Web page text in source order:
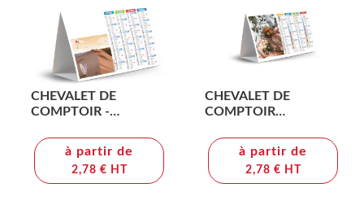
CHEVALET DE
COMPTOIR -
QUADRI
à partir de
2,78 € HT
CHEVALET DE
COMPTOIR
FORMAT FINI 210 x
135 mm - CARTE
GRAPHIQUE 400g
à partir de
2,78 € HT